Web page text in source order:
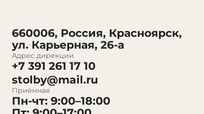
660006, Россия, Красноярск,
ул. Карьерная, 26-а
Адрес дирекции
+7 391 261 17 10
stolby@mail.ru
Приёмная
Пн-чт: 9:00–18:00